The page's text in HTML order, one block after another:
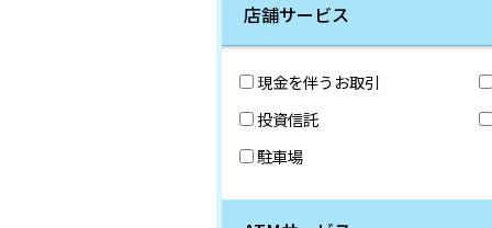
店舗サービス
現金を伴うお取引
投資信託
駐車場